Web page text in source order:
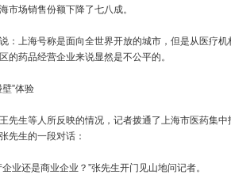
市场销售份额下降了七八成。
上海号称是面向全世界开放的城市，但是从医疗机
的药品经营企业来说显然是不公平的。
”体验
生等人所反映的情况，记者拨通了上海市医药集中
先生的一段对话：
还是商业企业？”张先生开门见山地问记者。